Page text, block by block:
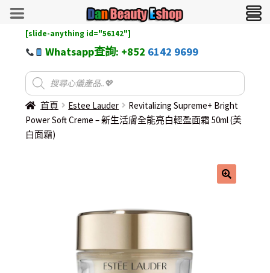
[slide-anything id="56142"]
Whatsapp查詢: +852 6142 9699
首頁 Estee Lauder
Revitalizing Supreme+ Bright
Power Soft Creme – 新生活膚全能亮白輕盈面霜 50ml (美
白面霜)